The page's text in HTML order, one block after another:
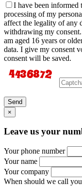
I have been informed
processing of my
affect the legality of any
withdrawing my
am aged 16 years or
data. I give my consent
consent will be saved.
Send
×
Leave us your
Your phone number
Your name
Your company
When should we call